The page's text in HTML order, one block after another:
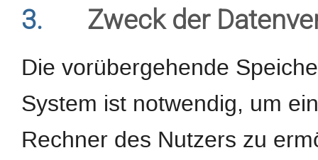
3. Zweck der
Die vorübergehende
System ist notwendig, um
Rechner des Nutzers zu